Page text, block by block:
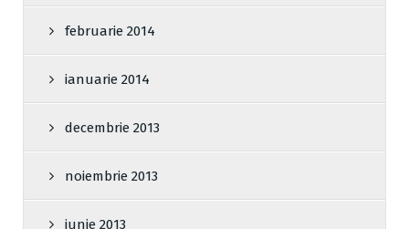
februarie 2014
ianuarie 2014
decembrie 2013
noiembrie 2013
iunie 2013